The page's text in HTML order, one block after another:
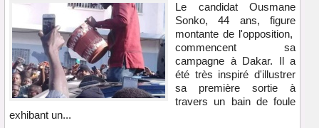
Le candidat Ousmane
Sonko, 44 ans, figure
montante de l'opposition,
commencent sa
campagne à Dakar. Il a
été très inspiré d'illustrer
sa première sortie à
travers un bain de foule
exhibant un...